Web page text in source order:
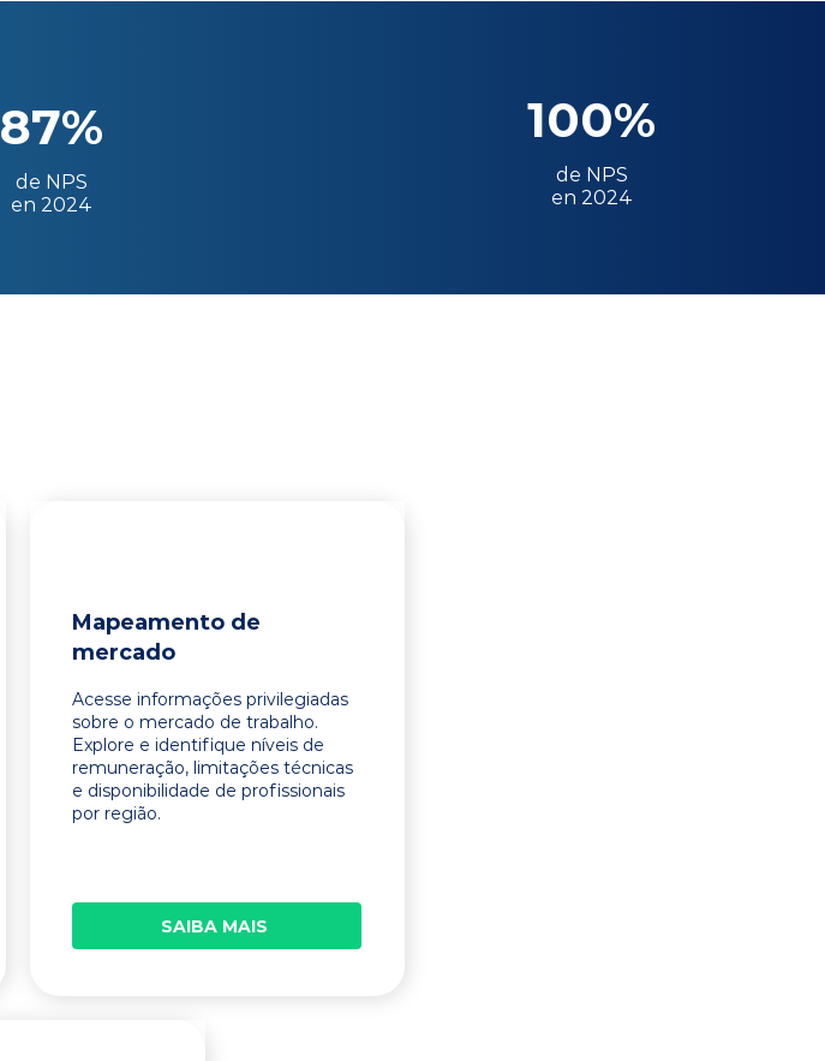
87%
de NPS
en 2024
100%
de NPS
en 2024
Mapeamento de
mercado
Acesse informações privilegiadas
sobre o mercado de trabalho.
Explore e identifique níveis de
remuneração, limitações técnicas
e disponibilidade de profissionais
por região.
SAIBA MAIS